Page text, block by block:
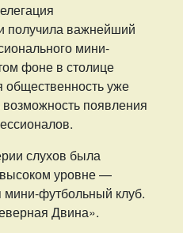
получила важнейший
мини-
фоне в столице
уже
возможность появления
слухов была
уровне —
мини-футбольный клуб.
Двина».